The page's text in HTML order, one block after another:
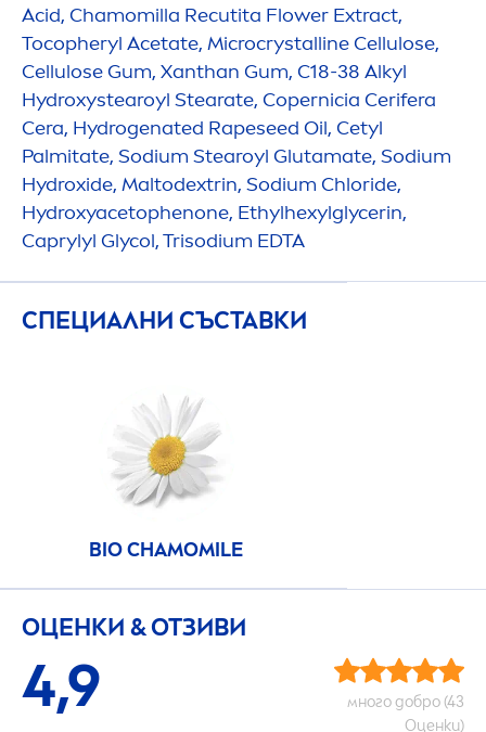
Acid, Chamomilla Recutita Flower Extract,
Tocopheryl Acetate, Microcrystalline Cellulose,
Cellulose Gum, Xanthan Gum, C18-38 Alkyl
Hydroxystearoyl Stearate, Copernicia Cerifera
Cera, Hydrogenated Rapeseed Oil, Cetyl
Palmitate, Sodium Stearoyl Glutamate, Sodium
Hydroxide, Maltodextrin, Sodium Chloride,
Hydroxyacetophenone, Ethylhexylglycerin,
Caprylyl Glycol, Trisodium EDTA
СПЕЦИАЛНИ СЪСТАВКИ
BIO CHAMOMILE
ОЦЕНКИ & ОТЗИВИ
4,9
много добро (43
Оценки)